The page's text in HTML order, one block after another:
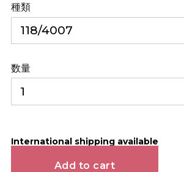
種類
数量
International shipping available
Add to cart